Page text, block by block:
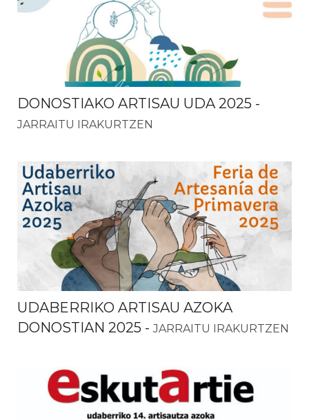
DONOSTIAKO ARTISAU UDA 2025 -
JARRAITU IRAKURTZEN
UDABERRIKO ARTISAU AZOKA
DONOSTIAN 2025 -JARRAITU IRAKURTZEN